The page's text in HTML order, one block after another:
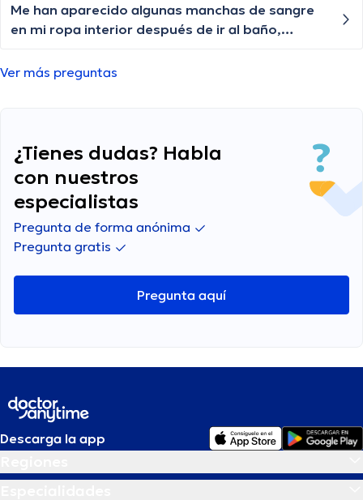
aliviar esta molestia?
Me han aparecido algunas manchas de sangre
en mi ropa interior después de ir al baño,
preocupante?
Ver más preguntas
¿Tienes dudas? Habla
con nuestros
especialistas
Pregunta de forma anónima
Pregunta gratis
Pregunta aquí
Descarga la app